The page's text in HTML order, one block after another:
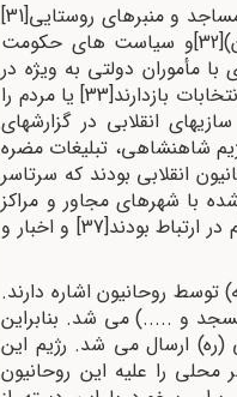
مساجد و منبرهای روستایی[31]
[32]و سیاست های حکومت
مأموران دولتی به ویژه در
بازدارند[33]یا مردم را
انقلابی در گزارشهای
شاهنشاهی، تبلیغات مضره
انقلابی بودند که سرتاسر
با شهرهای مجاور و مراکز
ارتباط بودند[37] و اخبار و
روحانیون اشاره دارند.
و .....) می شد. بنابراین
ارسال می شد. رژیم این
را علیه این روحانیون